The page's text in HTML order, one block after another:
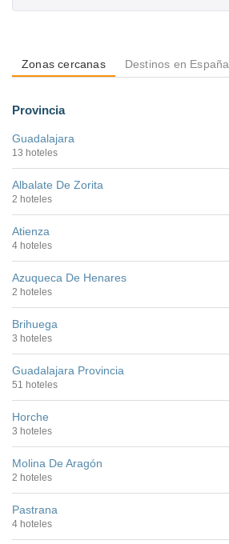
Zonas cercanas Destinos en España
Provincia
Guadalajara
13 hoteles
Albalate De Zorita
2 hoteles
Atienza
4 hoteles
Azuqueca De Henares
2 hoteles
Brihuega
3 hoteles
Guadalajara Provincia
51 hoteles
Horche
3 hoteles
Molina De Aragón
2 hoteles
Pastrana
4 hoteles